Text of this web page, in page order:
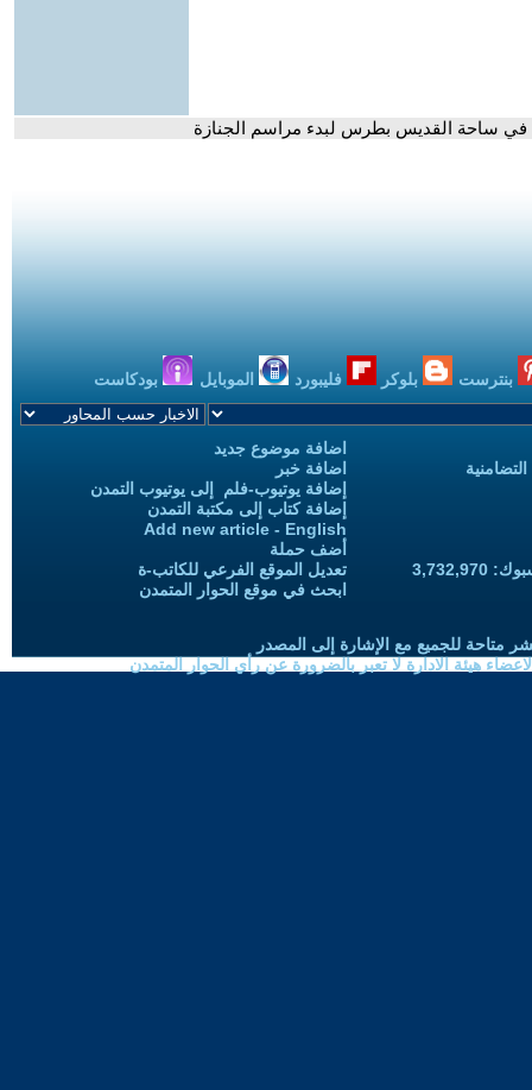
في ساحة القديس بطرس لبدء مراسم الجنازة
بنترست بلوكر فليبورد الموبايل بودكاست
اضافة موضوع جديد
اضافة خبر
إضافة يوتيوب-فلم إلى يوتيوب التمدن
إضافة كتاب إلى مكتبة التمدن
Add new article - English
أضف حملة
تعديل الموقع الفرعي للكاتب-ة
ابحث في موقع الحوار المتمدن
متاحة للجميع مع الإشارة إلى المصدر
هيئة الادارة لا تعبر بالضرورة عن رأي الحوار المتمدن